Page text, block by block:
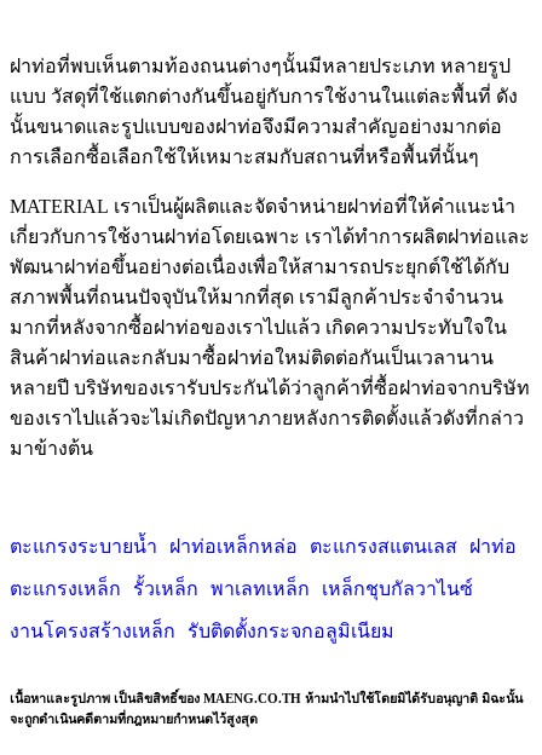
ฝาท่อที่พบเห็นตามท้องถนนต่างๆนั้นมีหลายประเภท หลายรูป
แบบ วัสดุที่ใช้แตกต่างกันขึ้นอยู่กับการใช้งานในแต่ละพื้นที่ ดัง
นั้นขนาดและรูปแบบของฝาท่อจึงมีความสำคัญอย่างมากต่อ
การเลือกซื้อเลือกใช้ให้เหมาะสมกับสถานที่หรือพื้นที่นั้นๆ
MATERIAL เราเป็นผู้ผลิตและจัดจำหน่ายฝาท่อที่ให้คำแนะนำ
เกี่ยวกับการใช้งานฝาท่อโดยเฉพาะ เราได้ทำการผลิตฝาท่อและ
พัฒนาฝาท่อขึ้นอย่างต่อเนื่องเพื่อให้สามารถประยุกต์ใช้ได้กับ
สภาพพื้นที่ถนนปัจจุบันให้มากที่สุด เรามีลูกค้าประจำจำนวน
มากที่หลังจากซื้อฝาท่อของเราไปแล้ว เกิดความประทับใจใน
สินค้าฝาท่อและกลับมาซื้อฝาท่อใหม่ติดต่อกันเป็นเวลานาน
หลายปี บริษัทของเรารับประกันได้ว่าลูกค้าที่ซื้อฝาท่อจากบริษัท
ของเราไปแล้วจะไม่เกิดปัญหาภายหลังการติดตั้งแล้วดังที่กล่าว
มาข้างต้น
10/12/64
เหล็กขึ้นราคามองหาวัสดุอื่นทดแทน ฝาท่อเหล็ก
หล่อเปลี่ยนเป็นฝาท่อไฟเบอร์กลาส
20/08/63
ฝาท่อเหล็กหล่อกับการรับน้ำหนักรถยนต์วิ่งผ่าน
18/07/63
ตะแกรงระบายน้ำ ฝาท่อเหล็กหล่อ ตะแกรงสแตนเลส ฝาท่อ
ตะแกรงเหล็ก รั้วเหล็ก พาเลทเหล็ก เหล็กชุบกัลวาไนซ์
งานโครงสร้างเหล็ก รับติดตั้งกระจกอลูมิเนียม
เนื้อหาและรูปภาพ เป็นลิขสิทธิ์ของ MAENG.CO.TH ห้ามนำไปใช้โดยมิได้รับอนุญาติ มิฉะนั้น
จะถูกดำเนินคดีตามที่กฎหมายกำหนดไว้สูงสุด